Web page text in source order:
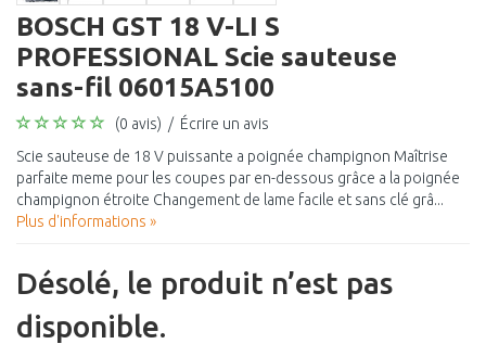
BOSCH GST 18 V-LI S
PROFESSIONAL Scie sauteuse
sans-fil 06015A5100
(0 avis) / Écrire un avis
Scie sauteuse de 18 V puissante a poignée champignon Maîtrise
parfaite meme pour les coupes par en-dessous grâce a la poignée
champignon étroite Changement de lame facile et sans clé grâ...
Plus d'informations »
Désolé, le produit n’est pas
disponible.